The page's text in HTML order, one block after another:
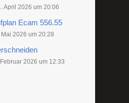
April 2026 um 20:06
Ecam 556.55
Mai 2026 um 20:28
2026 um 12:33